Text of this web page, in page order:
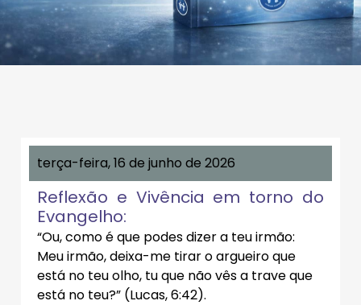
terça-feira, 16 de junho de 2026
Reflexão e Vivência em torno do
Evangelho:
“Ou, como é que podes dizer a teu irmão:
Meu irmão, deixa-me tirar o argueiro que
está no teu olho, tu que não vês a trave que
está no teu?” (Lucas, 6:42).